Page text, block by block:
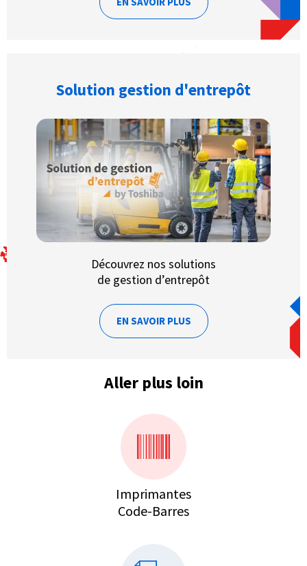
Solution gestion d'entrepôt
Découvrez nos solutions
de gestion d’entrepôt
EN SAVOIR PLUS
Aller plus loin
Imprimantes
Code-Barres